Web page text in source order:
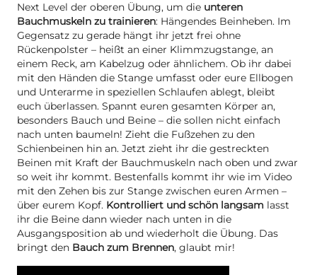
Next Level der oberen Übung, um die unteren
Bauchmuskeln zu trainieren: Hängendes Beinheben. Im
Gegensatz zu gerade hängt ihr jetzt frei ohne
Rückenpolster – heißt an einer Klimmzugstange, an
einem Reck, am Kabelzug oder ähnlichem. Ob ihr dabei
mit den Händen die Stange umfasst oder eure Ellbogen
und Unterarme in speziellen Schlaufen ablegt, bleibt
euch überlassen. Spannt euren gesamten Körper an,
besonders Bauch und Beine – die sollen nicht einfach
nach unten baumeln! Zieht die Fußzehen zu den
Schienbeinen hin an. Jetzt zieht ihr die gestreckten
Beinen mit Kraft der Bauchmuskeln nach oben und zwar
so weit ihr kommt. Bestenfalls kommt ihr wie im Video
mit den Zehen bis zur Stange zwischen euren Armen –
über eurem Kopf. Kontrolliert und schön langsam lasst
ihr die Beine dann wieder nach unten in die
Ausgangsposition ab und wiederholt die Übung. Das
bringt den Bauch zum Brennen, glaubt mir!